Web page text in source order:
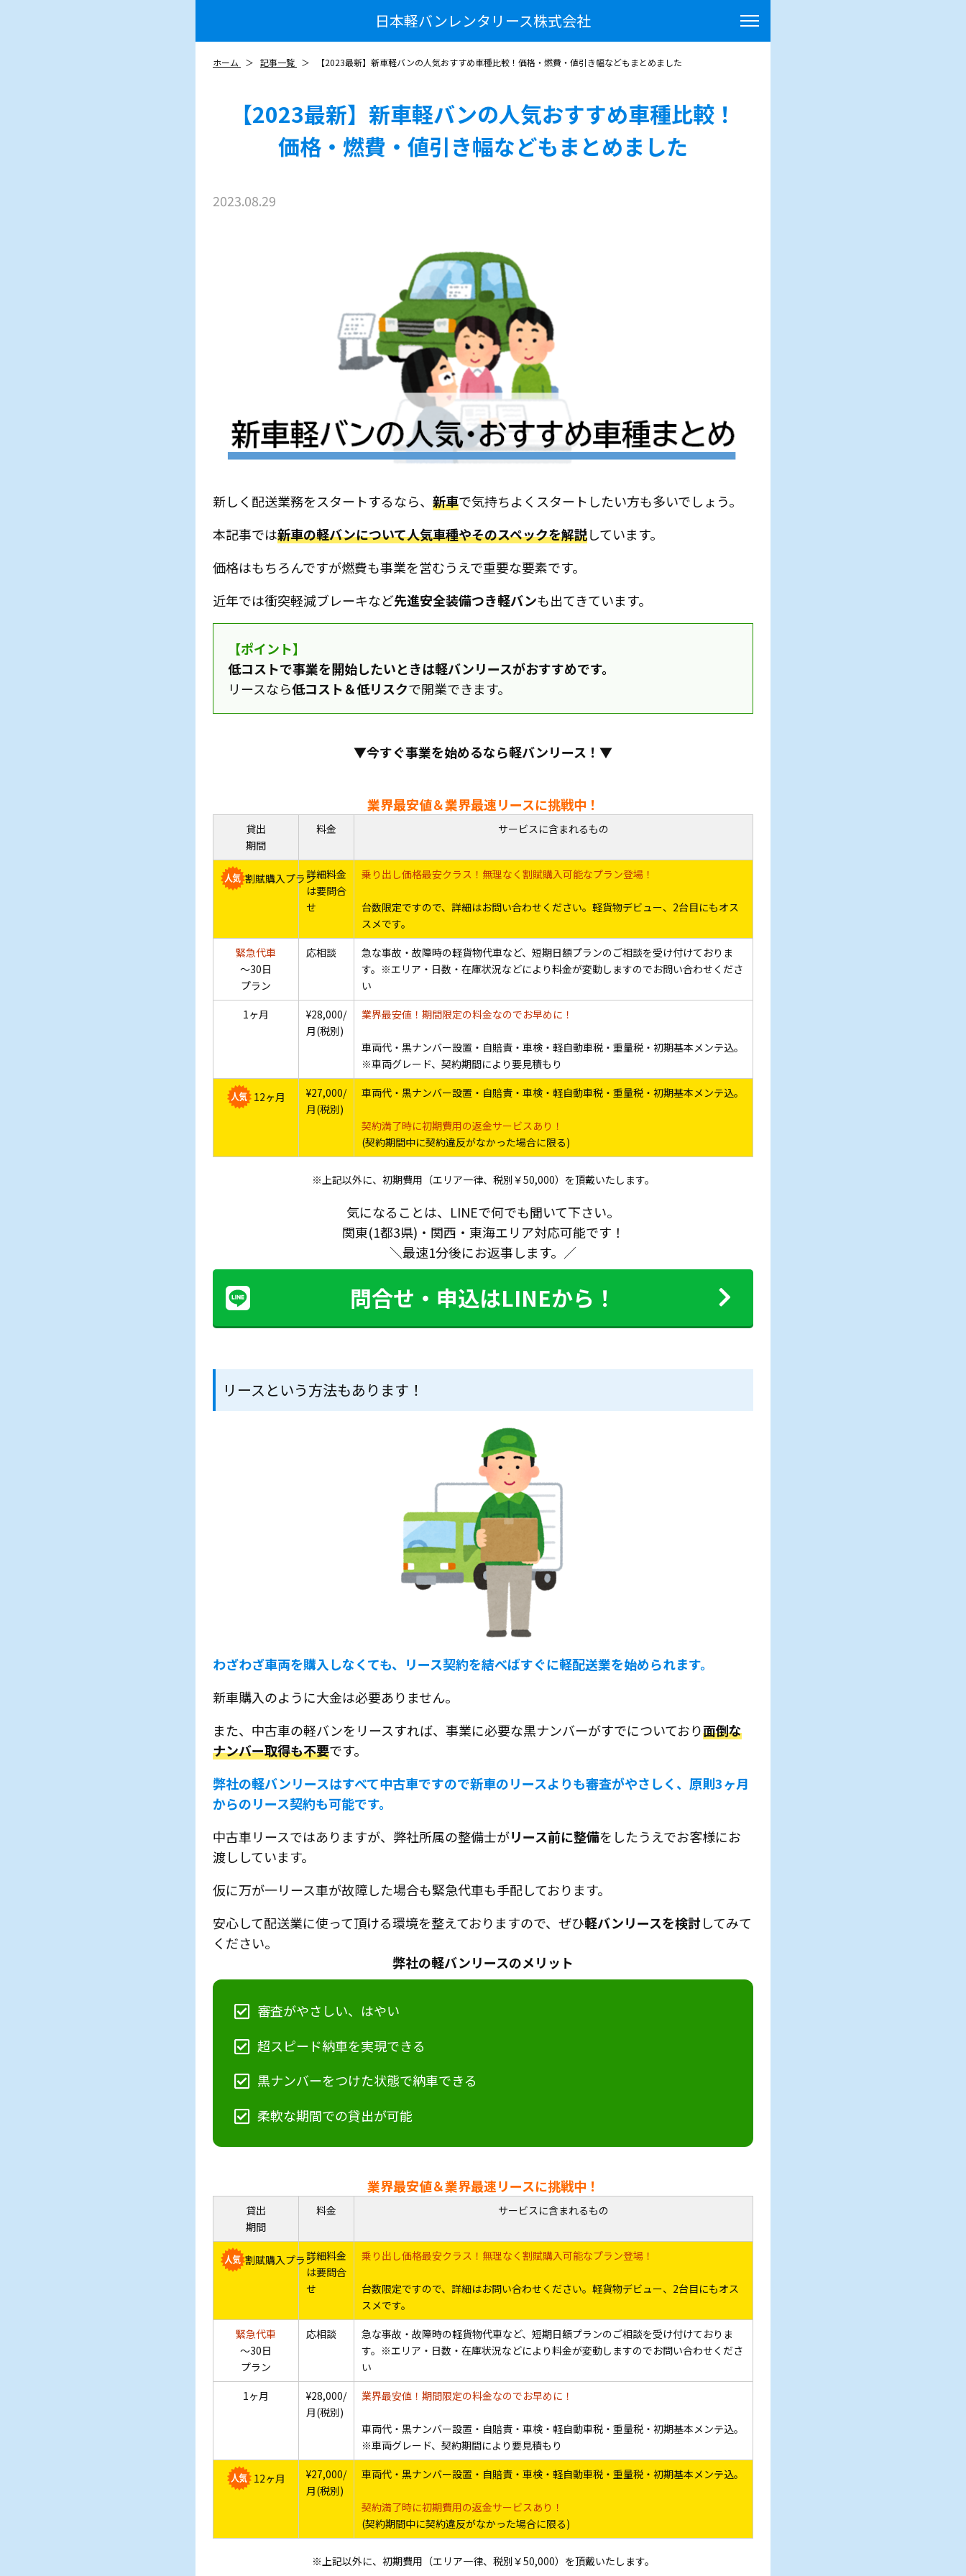
日本軽バンレンタリース株式会社
ホーム 記事一覧 【2023最新】新車軽バンの人気おすすめ車種比較！価格・燃費・値引き幅などもまとめました
【2023最新】新車軽バンの人気おすすめ車種比較！
価格・燃費・値引き幅などもまとめました
2023.08.29
新しく配送業務をスタートするなら、 新車で気持ちよくスタートしたい方も多いでしょう。
本記事では新車の軽バンについて人気車種やそのスペックを解説しています。
価格はもちろんですが燃費も事業を営むうえで重要な要素です。
近年では衝突軽減ブレーキなど先進安全装備つき軽バンも出てきています。
【ポイント】
低コストで事業を開始したいときは軽バンリースがおすすめです。
リースなら低コスト＆低リスクで開業できます。
▼今すぐ事業を始めるなら軽バンリース！▼
業界最安値＆業界最速リースに挑戦中！
貸出
期間
料金 サービスに含まれるもの
割賦購入プラン詳細料金
は要問合
せ
乗り出し価格最安クラス！無理なく割賦購入可能なプラン登場！
台数限定ですので、詳細はお問い合わせください。軽貨物デビュー、2台目にもオス
スメです。
緊急代車
～30日
プラン
応相談
急な事故・故障時の軽貨物代車など、短期日額プランのご相談を受け付けておりま
す。※エリア・日数・在庫状況などにより料金が変動しますのでお問い合わせくださ
い
1ヶ月
¥28,000/
月(税別)
業界最安値！期間限定の料金なのでお早めに！
車両代・黒ナンバー設置・自賠責・車検・軽自動車税・重量税・初期基本メンテ込。
※車両グレード、契約期間により要見積もり
12ヶ月
¥27,000/
月(税別)
車両代・黒ナンバー設置・自賠責・車検・軽自動車税・重量税・初期基本メンテ込。
契約満了時に初期費用の返金サービスあり！
(契約期間中に契約違反がなかった場合に限る)
※上記以外に、初期費用（エリア一律、税別￥50,000）を頂戴いたします。
気になることは、LINEで何でも聞いて下さい。
関東(1都3県)・関西・東海エリア対応可能です！
＼最速1分後にお返事します。／
問合せ・申込はLINEから！
リースという方法もあります！
わざわざ車両を購入しなくても、リース契約を結べばすぐに軽配送業を始められます。
新車購入のように大金は必要ありません。
また、中古車の軽バンをリースすれば、事業に必要な黒ナンバーがすでについており面倒な
ナンバー取得も不要です。
弊社の軽バンリースはすべて中古車ですので新車のリースよりも審査がやさしく、原則3ヶ月
からのリース契約も可能です。
中古車リースではありますが、弊社所属の整備士がリース前に整備をしたうえでお客様にお
渡ししています。
仮に万が一リース車が故障した場合も緊急代車も手配しております。
安心して配送業に使って頂ける環境を整えておりますので、ぜひ軽バンリースを検討してみて
ください。
弊社の軽バンリースのメリット
審査がやさしい、はやい
超スピード納車を実現できる
黒ナンバーをつけた状態で納車できる
柔軟な期間での貸出が可能
業界最安値＆業界最速リースに挑戦中！
貸出
期間
料金 サービスに含まれるもの
割賦購入プラン詳細料金
は要問合
せ
乗り出し価格最安クラス！無理なく割賦購入可能なプラン登場！
台数限定ですので、詳細はお問い合わせください。軽貨物デビュー、2台目にもオス
スメです。
緊急代車
～30日
プラン
応相談
急な事故・故障時の軽貨物代車など、短期日額プランのご相談を受け付けておりま
す。※エリア・日数・在庫状況などにより料金が変動しますのでお問い合わせくださ
い
1ヶ月
¥28,000/
月(税別)
業界最安値！期間限定の料金なのでお早めに！
車両代・黒ナンバー設置・自賠責・車検・軽自動車税・重量税・初期基本メンテ込。
※車両グレード、契約期間により要見積もり
12ヶ月
¥27,000/
月(税別)
車両代・黒ナンバー設置・自賠責・車検・軽自動車税・重量税・初期基本メンテ込。
契約満了時に初期費用の返金サービスあり！
(契約期間中に契約違反がなかった場合に限る)
※上記以外に、初期費用（エリア一律、税別￥50,000）を頂戴いたします。